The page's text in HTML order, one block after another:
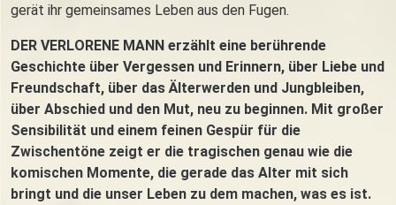
gerät ihr gemeinsames Leben aus den Fugen.
DER VERLORENE MANN erzählt eine berührende
Geschichte über Vergessen und Erinnern, über Liebe und
Freundschaft, über das Älterwerden und Jungbleiben,
über Abschied und den Mut, neu zu beginnen. Mit großer
Sensibilität und einem feinen Gespür für die
Zwischentöne zeigt er die tragischen genau wie die
komischen Momente, die gerade das Alter mit sich
bringt und die unser Leben zu dem machen, was es ist.